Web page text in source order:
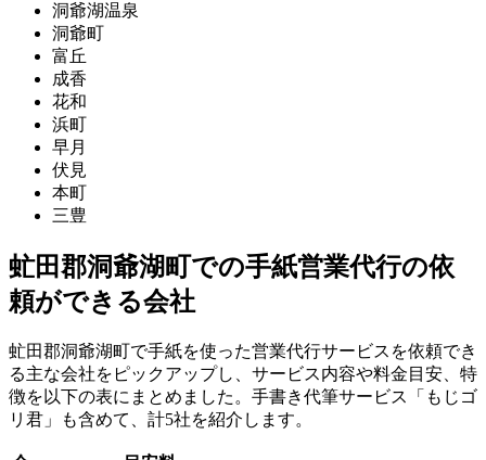
洞爺湖温泉
洞爺町
富丘
成香
花和
浜町
早月
伏見
本町
三豊
虻田郡洞爺湖町での手紙営業代行の依
頼ができる会社
虻田郡洞爺湖町で手紙を使った営業代行サービスを依頼でき
る主な会社をピックアップし、サービス内容や料金目安、特
徴を以下の表にまとめました。手書き代筆サービス「もじゴ
リ君」も含めて、計5社を紹介します。